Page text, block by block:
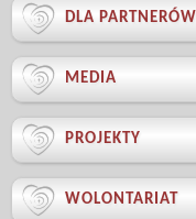
 DLA PARTNERÓW
 MEDIA
 PROJEKTY
 WOLONTARIAT